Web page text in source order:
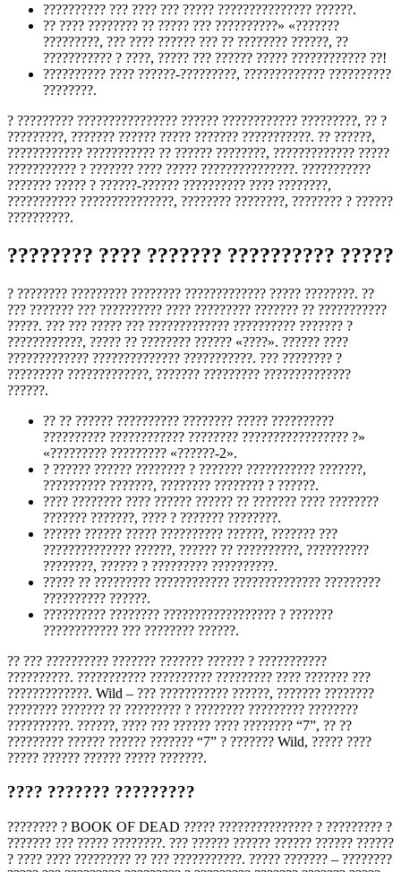
?????????? ??? ???? ??? ????? ??????????????? ??????.
?? ???? ???????? ?? ????? ??? ??????????» «???????
?????????, ??? ???? ?????? ??? ?? ???????? ??????, ??
??????????? ? ????, ????? ??? ?????? ????? ???????????? ??!
?????????? ???? ??????-?????????, ????????????? ??????????
????????.
? ????????? ???????????????? ?????? ???????????? ?????????, ?? ?
?????????, ??????? ?????? ????? ??????? ???????????. ?? ??????,
???????????? ??????????? ?? ?????? ????????, ????????????? ?????
??????????? ? ??????? ???? ????? ???????????????. ???????????
??????? ????? ? ??????-?????? ?????????? ???? ????????,
??????????? ???????????????, ???????? ????????, ???????? ? ??????
??????????.
???????? ???? ??????? ?????????? ?????
? ???????? ????????? ???????? ????????????? ????? ????????. ??
??? ??????? ??? ?????????? ???? ????????? ??????? ?? ???????????
?????. ??? ??? ????? ??? ????????????? ?????????? ??????? ?
????????????, ????? ?? ???????? ?????? «????». ?????? ????
????????????? ?????????????? ???????????. ??? ???????? ?
????????? ?????????????, ??????? ????????? ??????????????
??????.
?? ?? ?????? ?????????? ???????? ????? ??????????
?????????? ???????????? ???????? ????????????????? ?»
«????????? ????????? «??????-2».
? ?????? ?????? ???????? ? ??????? ??????????? ???????,
?????????? ???????, ???????? ???????? ? ??????.
???? ???????? ???? ?????? ?????? ?? ??????? ???? ????????
??????? ???????, ???? ? ??????? ????????.
?????? ?????? ????? ?????????? ??????, ??????? ???
?????????????? ??????, ?????? ?? ??????????, ??????????
????????, ?????? ? ????????? ??????????.
????? ?? ????????? ???????????? ?????????????? ?????????
?????????? ??????.
?????????? ???????? ?????????????????? ? ???????
???????????? ??? ???????? ??????.
?? ??? ?????????? ??????? ??????? ?????? ? ???????????
??????????. ??????????? ?????????? ????????? ???? ??????? ???
?????????????. Wild – ??? ??????????? ??????, ??????? ????????
???????? ??????? ?? ????????? ? ???????? ????????? ????????
??????????. ??????, ???? ??? ?????? ???? ???????? “7”, ?? ??
????????? ?????? ?????? ??????? “7” ? ??????? Wild, ????? ????
????? ?????? ?????? ????? ???????.
???? ??????? ?????????
???????? ? BOOK OF DEAD ????? ??????????????? ? ????????? ?
??????? ??? ????? ????????. ??? ?????? ?????? ?????? ?????? ??????
? ???? ???? ????????? ?? ??? ???????????. ????? ??????? – ????????